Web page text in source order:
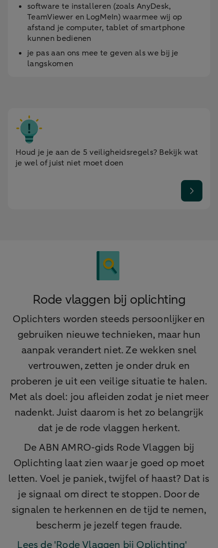
software te installeren (zoals AnyDesk,
TeamViewer en LogMeIn) waarmee wij op
afstand je computer, tablet of smartphone
kunnen bedienen
je pas aan ons mee te geven als we bij je
langskomen
Houd je je aan de 5 veiligheidsregels? Bekijk wat
je wel of juist niet moet doen
Rode vlaggen bij oplichting
Oplichters worden steeds persoonlijker en
gebruiken nieuwe technieken, maar hun
aanpak verandert niet. Ze wekken snel
vertrouwen, zetten je onder druk en
proberen je uit een veilige situatie te halen.
Met als doel: jou afleiden zodat je niet meer
nadenkt. Juist daarom is het zo belangrijk
dat je de rode vlaggen herkent.
De ABN AMRO-gids Rode Vlaggen bij
Oplichting laat zien waar je goed op moet
letten. Voel je paniek, twijfel of haast? Dat is
je signaal om direct te stoppen. Door de
signalen te herkennen en de tijd te nemen,
bescherm je jezelf tegen fraude.
Lees de 'Rode Vlaggen bij Oplichting'